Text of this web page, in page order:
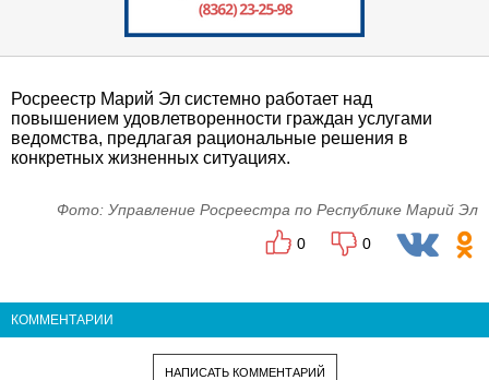
Росреестр Марий Эл системно работает над
повышением удовлетворенности граждан услугами
ведомства, предлагая рациональные решения в
конкретных жизненных ситуациях.
Фото: Управление Росреестра по Республике Марий Эл
0
0
КОММЕНТАРИИ
НАПИСАТЬ КОММЕНТАРИЙ